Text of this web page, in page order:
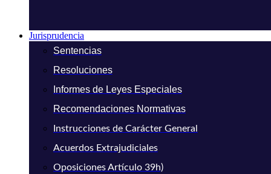
Jurisprudencia
Sentencias
Resoluciones
Informes de Leyes Especiales
Recomendaciones Normativas
Instrucciones de Carácter General
Acuerdos Extrajudiciales
Oposiciones Artículo 39h)